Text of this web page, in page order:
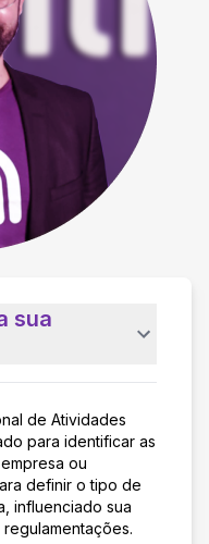
sua
de Atividades
para identificar as
ou
definir o tipo de
influenciado sua